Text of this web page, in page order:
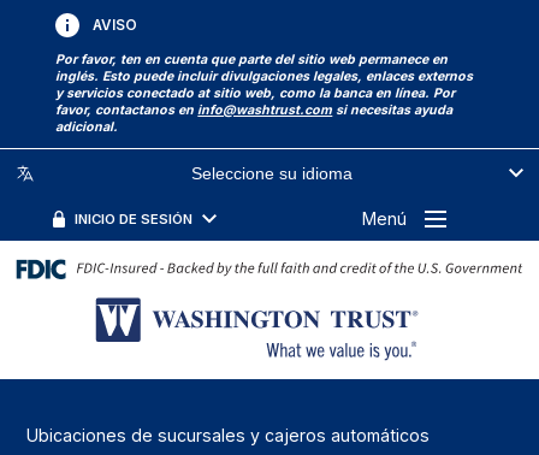
AVISO
Por favor, ten en cuenta que parte del sitio web permanece en
inglés. Esto puede incluir divulgaciones legales, enlaces externos
y servicios conectado at sitio web, como la banca en línea. Por
favor, contactanos eninfo@washtrust.com si necesitas ayuda
adicional.
Seleccione su idioma
INICIO DE SESIÓN Menú
Ubicaciones de sucursales y cajeros automáticos